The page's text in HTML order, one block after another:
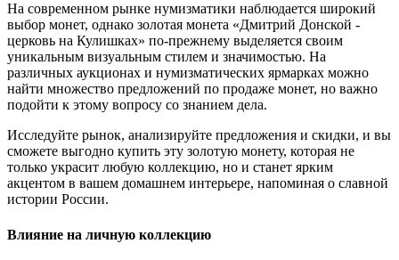
На современном рынке нумизматики наблюдается широкий
выбор монет, однако золотая монета «Дмитрий Донской -
церковь на Кулишках» по-прежнему выделяется своим
уникальным визуальным стилем и значимостью. На
различных аукционах и нумизматических ярмарках можно
найти множество предложений по продаже монет, но важно
подойти к этому вопросу со знанием дела.
Исследуйте рынок, анализируйте предложения и скидки, и вы
сможете выгодно купить эту золотую монету, которая не
только украсит любую коллекцию, но и станет ярким
акцентом в вашем домашнем интерьере, напоминая о славной
истории России.
Влияние на личную коллекцию